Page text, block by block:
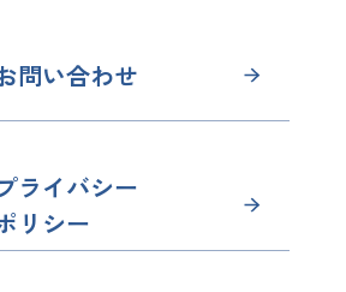
問い合わせ
ライバシー
リシー